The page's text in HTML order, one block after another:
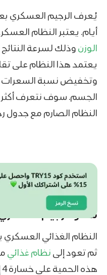
يُعرف الرجيم العسكري
أيام. يعتبر النظام
الوزن وذلك لسرعة
يعتمد هذا النظام على
وتخفيض نسبة السعرات
الجسم. سوف نتعرف أكثر
النظام الصارم مع جدول
ماهو الرجيم
النظام الغذائي العسكري
ثم تعود إلى نظام غذائي